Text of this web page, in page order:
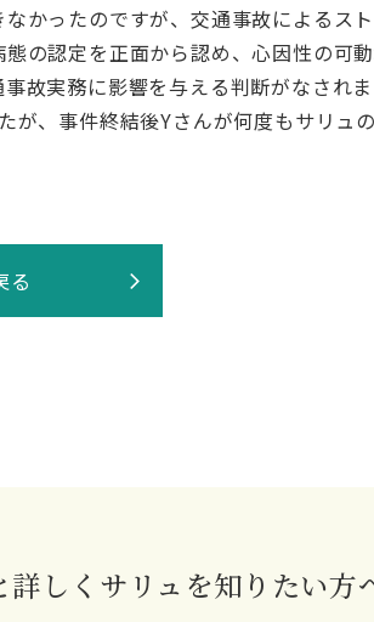
かったのですが、交通事故によるス
の認定を正面から認め、心因性の可動
故実務に影響を与える判断がなされま
が、事件終結後Yさんが何度もサリュ
る
詳しくサリュを知りたい方